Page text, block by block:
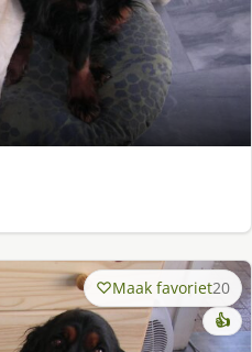
Maak favoriet20
👍